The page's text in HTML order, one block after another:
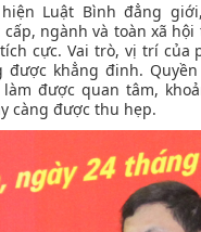
Luật Bình đẳng
ngành và toàn xã
cực. Vai trò, vị trí của
được khẳng đinh.
được quan tâm,
càng được thu hẹp.